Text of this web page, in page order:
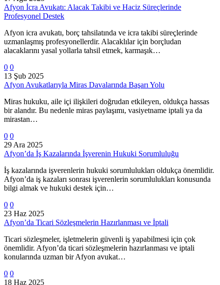
Afyon İcra Avukatı: Alacak Takibi ve Haciz Süreçlerinde
Profesyonel Destek
Afyon icra avukatı, borç tahsilatında ve icra takibi süreçlerinde
uzmanlaşmış profesyonellerdir. Alacaklılar için borçludan
alacaklarını yasal yollarla tahsil etmek, karmaşık…
0 0
13 Şub 2025
Afyon Avukatlarıyla Miras Davalarında Başarı Yolu
Miras hukuku, aile içi ilişkileri doğrudan etkileyen, oldukça hassas
bir alandır. Bu nedenle miras paylaşımı, vasiyetname iptali ya da
mirastan…
0 0
29 Ara 2025
Afyon’da İş Kazalarında İşverenin Hukuki Sorumluluğu
İş kazalarında işverenlerin hukuki sorumlulukları oldukça önemlidir.
Afyon’da iş kazaları sonrası işverenlerin sorumlulukları konusunda
bilgi almak ve hukuki destek için…
0 0
23 Haz 2025
Afyon’da Ticari Sözleşmelerin Hazırlanması ve İptali
Ticari sözleşmeler, işletmelerin güvenli iş yapabilmesi için çok
önemlidir. Afyon’da ticari sözleşmelerin hazırlanması ve iptali
konularında uzman bir Afyon avukat…
0 0
18 Haz 2025